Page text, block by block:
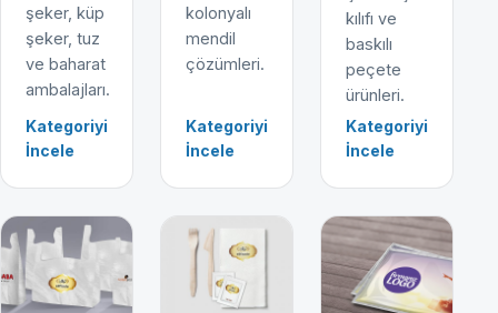
şeker, küp
şeker, tuz
ve baharat
ambalajları.
Kategoriyi
İncele
kolonyalı
mendil
çözümleri.
Kategoriyi
İncele
kılıfı ve
baskılı
peçete
ürünleri.
Kategoriyi
İncele